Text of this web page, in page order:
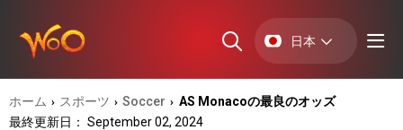
日本
ホーム › スポーツ › Soccer › AS Monacoの最良のオッズ
最終更新日： September 02, 2024